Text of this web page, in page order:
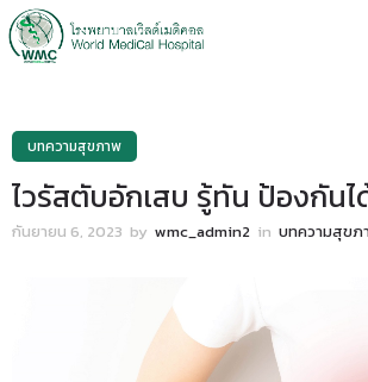
บทความสุขภาพ
ไวรัสตับอักเสบ รู้ทัน ป้องกันไ
กันยายน 6, 2023 by wmc_admin2 in บทความสุขภ